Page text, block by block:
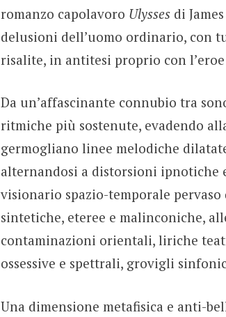
romanzo capolavoro Ulyssesdi
delusioni dell’uomo ordinario, con
risalite, in antitesi proprio con
Da un’affascinante connubio tra
ritmiche più sostenute, evadendo
germogliano linee melodiche
alternandosi a distorsioni ipnotiche
visionario spazio-temporale
sintetiche, eteree e malinconiche,
contaminazioni orientali, liriche
ossessive e spettrali, grovigli
Una dimensione metafisica e anti-